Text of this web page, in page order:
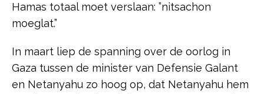
Hamas totaal moet verslaan: ”nitsachon
moeglat.”
In maart liep de spanning over de oorlog in
Gaza tussen de minister van Defensie Galant
en Netanyahu zo hoog op, dat Netanyahu hem